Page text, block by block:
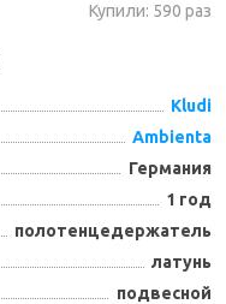
Купили: 590 раз
Kludi
Ambienta
Германия
1 год
полотенцедержатель
латунь
подвесной